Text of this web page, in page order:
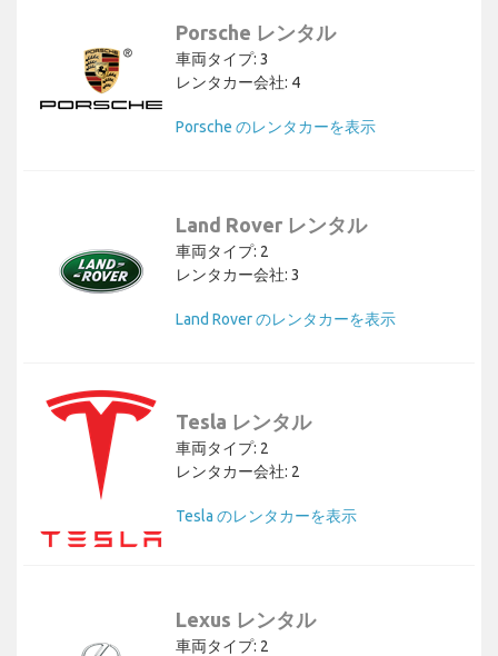
Porsche レンタル
車両タイプ: 3
レンタカー会社: 4
Porsche のレンタカーを表示
Land Rover レンタル
車両タイプ: 2
レンタカー会社: 3
Land Rover のレンタカーを表示
Tesla レンタル
車両タイプ: 2
レンタカー会社: 2
Tesla のレンタカーを表示
Lexus レンタル
車両タイプ: 2